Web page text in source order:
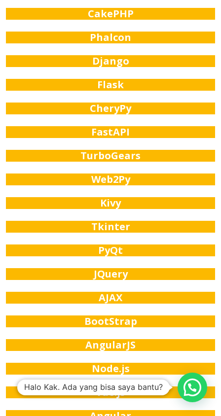
CakePHP
Phalcon
Django
Flask
CheryPy
FastAPI
TurboGears
Web2Py
Kivy
Tkinter
PyQt
JQuery
AJAX
BootStrap
AngularJS
Node.js
Vue.js
Halo Kak. Ada yang bisa saya bantu?